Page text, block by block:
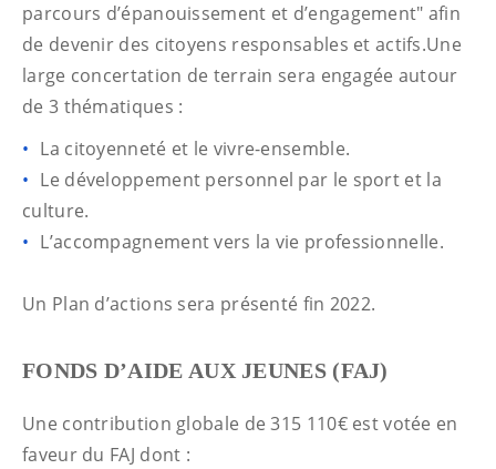
parcours d’épanouissement et d’engagement" afin
de devenir des citoyens responsables et actifs.Une
large concertation de terrain sera engagée autour
de 3 thématiques :
La citoyenneté et le vivre-ensemble.
Le développement personnel par le sport et la
culture.
L’accompagnement vers la vie professionnelle.
Un Plan d’actions sera présenté fin 2022.
FONDS D’AIDE AUX JEUNES (FAJ)
Une contribution globale de 315 110€ est votée en
faveur du FAJ dont :